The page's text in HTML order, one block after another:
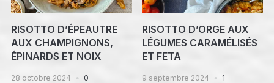
RISOTTO D’ÉPEAUTRE
AUX CHAMPIGNONS,
ÉPINARDS ET NOIX
28 octobre 2024
0
RISOTTO D’ORGE AUX
LÉGUMES CARAMÉLISÉS
ET FETA
9 septembre 2024
1